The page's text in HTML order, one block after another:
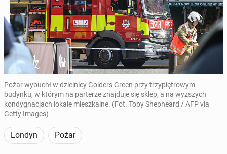
Pożar wybuchł w dzielnicy Golders Green przy trzypiętrowym
budynku, w którym na parterze znajduje się sklep, a na wyższych
kondygnacjach lokale mieszkalne. (Fot. Toby Shepheard / AFP via
Getty Images)
Londyn Pożar